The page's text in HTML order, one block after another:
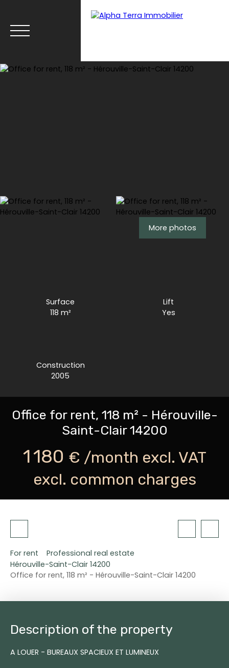
Espace client Estimate
More photos
Surface
118 m²
Lift
Yes
Construction
2005
Office for rent, 118 m² - Hérouville-
Saint-Clair 14200
1 180 € /month excl. VAT
excl. common charges
For rent
Professional real estate
Hérouville-Saint-Clair 14200
Office for rent, 118 m² - Hérouville-Saint-Clair 14200
Description of the property
A LOUER - BUREAUX SPACIEUX ET LUMINEUX